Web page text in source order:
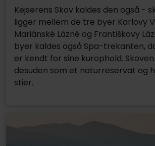
Kejserens Skov kaldes den også -
ligger mellem de tre byer Karlovy
Mariánské Lázné og Františkovy
byer kaldes også Spa-trekanten,
er kendt for sine kurophold.
desuden som et naturreservat og
stier.